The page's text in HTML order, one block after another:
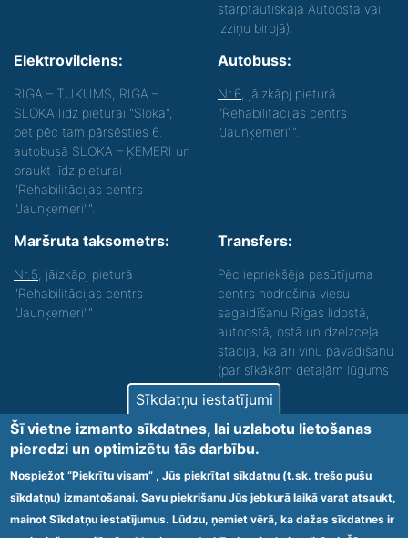
starptautiskajā Autoostā vai
izziņu birojā);
Elektrovilciens:
RĪGA – TUKUMS, RĪGA –
SLOKA līdz pieturai "Sloka",
bet pēc tam pārsēsties 6.
autobusā SLOKA – ĶEMERI un
braukt līdz pieturai
"Rehabilitācijas centrs
"Jaunķemeri"".
Autobuss:
Nr.6 , jāizkāpj pieturā
"Rehabilitācijas centrs
"Jaunķemeri"".
Maršruta taksometrs:
Nr.5 , jāizkāpj pieturā
"Rehabilitācijas centrs
"Jaunķemeri""
Transfers:
Pēc iepriekšēja pasūtījuma
centrs nodrošina viesu
sagaidīšanu Rīgas lidostā,
autoostā, ostā un dzelzceļa
stacijā, kā arī viņu pavadīšanu
(par sīkākām detaļām lūgums
zvanīt).
Nodrošinām vides piekļūstamību personām ar
funkcionāliem traucējumiem! SIA „Sanare-KRC
Jaunķemeri”, Kolkas ielā 20, Jūrmalā ir nodrošināta vides
piekļūstamība personām ar funkcionāliem traucējumiem,
tādejādi nodrošinot atbilstību Ministru kabineta
2009.gada 20.janvāra noteikumos Nr.60 „Noteikumi par
obligātajām prasībām ārstniecības iestādēm un to
Sīkdatņu iestatījumi
Šī vietne izmanto sīkdatnes, lai uzlabotu lietošanas
pieredzi un optimizētu tās darbību.
Nospiežot “Piekrītu visam” , Jūs piekrītat sīkdatņu (t.sk. trešo pušu
sīkdatņu) izmantošanai. Savu piekrišanu Jūs jebkurā laikā varat atsaukt,
mainot Sīkdatņu iestatījumus. Lūdzu, ņemiet vērā, ka dažas sīkdatnes ir